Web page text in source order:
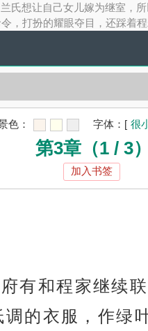
氏想让自己女儿嫁为继室
，打扮的耀眼夺目，还踩着
色： 字体： [ 很
第3章（1 / 3）
加入书签
有和程家继续
的衣服，作绿